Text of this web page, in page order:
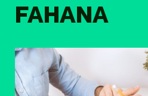
FAHANA